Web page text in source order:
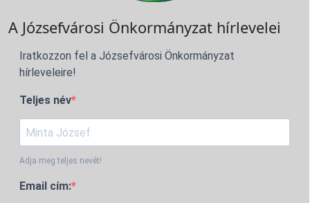
A Józsefvárosi Önkormányzat hírlevelei
Iratkozzon fel a Józsefvárosi Önkormányzat
hírleveleire!
Teljes név
Adja meg teljes nevét!
Email cím: